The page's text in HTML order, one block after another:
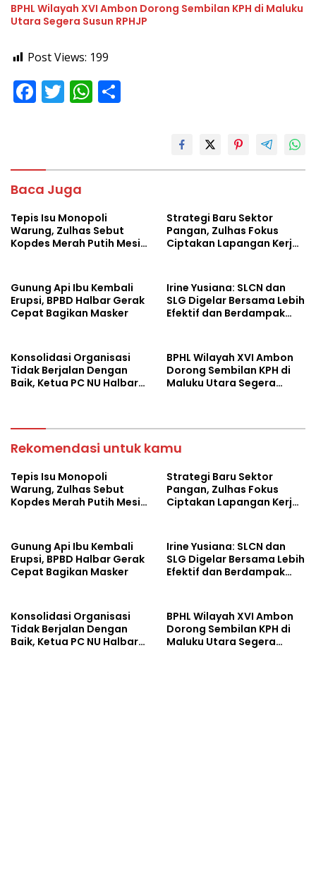
BPHL Wilayah XVI Ambon Dorong Sembilan KPH di Maluku
Utara Segera Susun RPHJP
Post Views: 199
F
o
o
k
T W
p
Baca Juga
Tepis Isu Monopoli
Warung, Zulhas Sebut
Kopdes Merah Putih Mesin
Strategi Baru Sektor
Pangan, Zulhas Fokus
Ciptakan Lapangan Kerja
Gunung Api Ibu Kembali
Erupsi, BPBD Halbar Gerak
Cepat Bagikan Masker
Irine Yusiana: SLCN dan
SLG Digelar Bersama Lebih
Efektif dan Berdampak
Konsolidasi Organisasi
Tidak Berjalan Dengan
Baik, Ketua PC NU Halbar
BPHL Wilayah XVI Ambon
Dorong Sembilan KPH di
Maluku Utara Segera
Rekomendasi untuk kamu
Tepis Isu Monopoli
Warung, Zulhas Sebut
Kopdes Merah Putih Mesin
Strategi Baru Sektor
Pangan, Zulhas Fokus
Ciptakan Lapangan Kerja
Gunung Api Ibu Kembali
Erupsi, BPBD Halbar Gerak
Cepat Bagikan Masker
Irine Yusiana: SLCN dan
SLG Digelar Bersama Lebih
Efektif dan Berdampak
Konsolidasi Organisasi
Tidak Berjalan Dengan
Baik, Ketua PC NU Halbar
BPHL Wilayah XVI Ambon
Dorong Sembilan KPH di
Maluku Utara Segera